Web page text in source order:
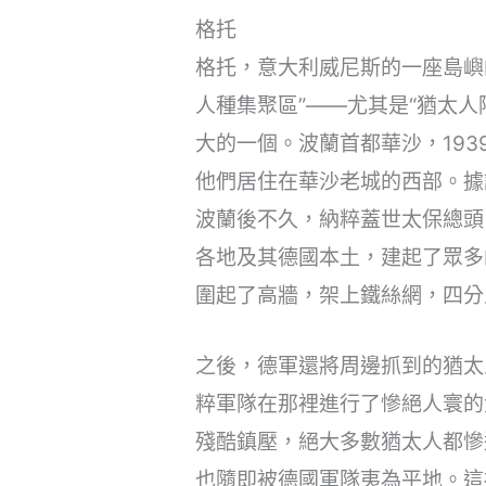
格托
格托，意大利威尼斯的一座島
人種集聚區”——尤其是“猶太人
大的一個。波蘭首都華沙，
他們居住在華沙老城的西部。
波蘭後不久，納粹蓋世太保總
各地及其德國本土，建起了眾
圍起了高牆，架上鐵絲網，四
之後，德軍還將周邊抓到的猶
粹軍隊在那裡進行了慘絕人寰
殘酷鎮壓，絕大多數猶太人都
也隨即被德國軍隊夷為平地。